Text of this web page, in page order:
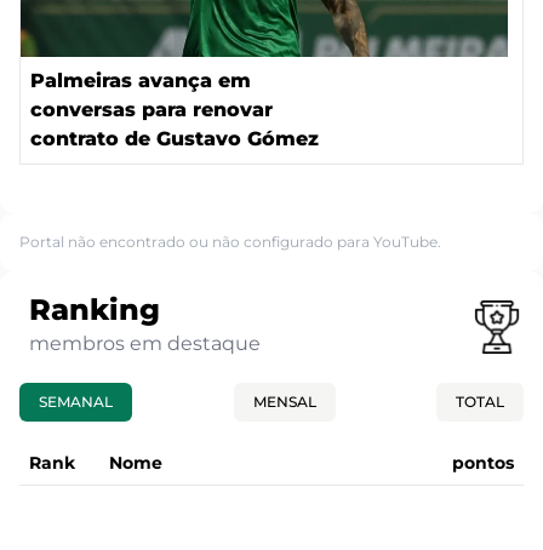
Palmeiras avança em
conversas para renovar
contrato de Gustavo Gómez
Portal não encontrado ou não configurado para YouTube.
Ranking
membros em destaque
SEMANAL MENSAL TOTAL
Rank Nome pontos